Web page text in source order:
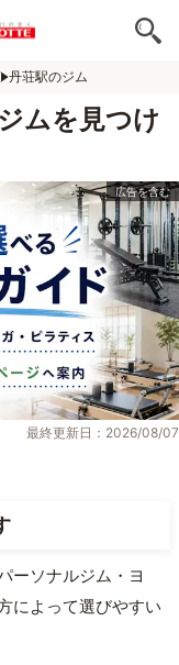
丹荘駅のジム
ムを見つけ
最終更新日：2026/08/07
ーソナルジム・ヨ
によって選びやすい